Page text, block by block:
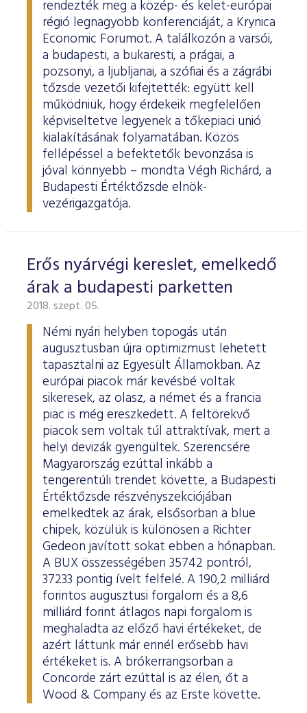
rendezték meg a közép- és kelet-európai
régió legnagyobb konferenciáját, a Krynica
Economic Forumot. A találkozón a varsói,
a budapesti, a bukaresti, a prágai, a
pozsonyi, a ljubljanai, a szófiai és a zágrábi
tőzsde vezetői kifejtették: együtt kell
működniük, hogy érdekeik megfelelően
képviseltetve legyenek a tőkepiaci unió
kialakításának folyamatában. Közös
fellépéssel a befektetők bevonzása is
jóval könnyebb – mondta Végh Richárd, a
Budapesti Értéktőzsde elnök-
vezérigazgatója.
Erős nyárvégi kereslet, emelkedő
árak a budapesti parketten
2018. szept. 05.
Némi nyári helyben topogás után
augusztusban újra optimizmust lehetett
tapasztalni az Egyesült Államokban. Az
európai piacok már kevésbé voltak
sikeresek, az olasz, a német és a francia
piac is még ereszkedett. A feltörekvő
piacok sem voltak túl attraktívak, mert a
helyi devizák gyengültek. Szerencsére
Magyarország ezúttal inkább a
tengerentúli trendet követte, a Budapesti
Értéktőzsde részvényszekciójában
emelkedtek az árak, elsősorban a blue
chipek, közülük is különösen a Richter
Gedeon javított sokat ebben a hónapban.
A BUX összességében 35742 pontról,
37233 pontig ívelt felfelé. A 190,2 milliárd
forintos augusztusi forgalom és a 8,6
milliárd forint átlagos napi forgalom is
meghaladta az előző havi értékeket, de
azért láttunk már ennél erősebb havi
értékeket is. A brókerrangsorban a
Concorde zárt ezúttal is az élen, őt a
Wood & Company és az Erste követte.